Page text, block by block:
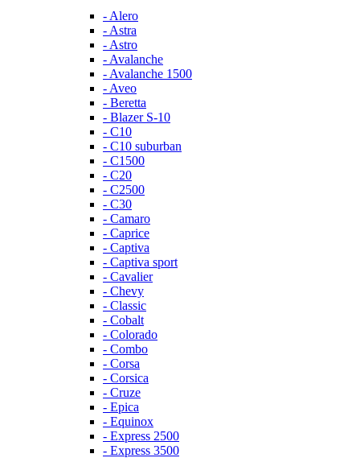
- Alero
- Astra
- Astro
- Avalanche
- Avalanche 1500
- Aveo
- Beretta
- Blazer S-10
- C10
- C10 suburban
- C1500
- C20
- C2500
- C30
- Camaro
- Caprice
- Captiva
- Captiva sport
- Cavalier
- Chevy
- Classic
- Cobalt
- Colorado
- Combo
- Corsa
- Corsica
- Cruze
- Epica
- Equinox
- Express 2500
- Express 3500